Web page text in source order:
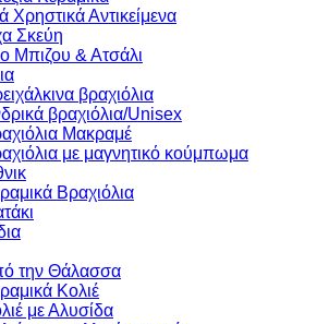
Χρηστικά Αντικείμενα
Σκεύη
Μπιζου & Ατσάλι
βραχιόλια
βραχιόλια/Unisex
Μακραμέ
με μαγνητικό κούμπωμα
Βραχιόλια
την Θάλασσα
Κολιέ
με Αλυσίδα